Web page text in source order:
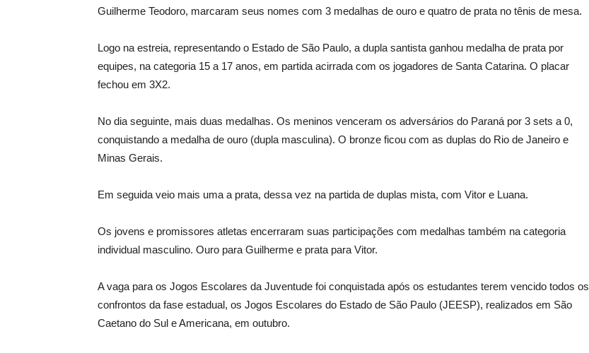
Guilherme Teodoro, marcaram seus nomes com 3 medalhas de ouro e quatro de prata no tênis de mesa.
Logo na estreia, representando o Estado de São Paulo, a dupla santista ganhou medalha de prata por
equipes, na categoria 15 a 17 anos, em partida acirrada com os jogadores de Santa Catarina. O placar
fechou em 3X2.
No dia seguinte, mais duas medalhas. Os meninos venceram os adversários do Paraná por 3 sets a 0,
conquistando a medalha de ouro (dupla masculina). O bronze ficou com as duplas do Rio de Janeiro e
Minas Gerais.
Em seguida veio mais uma a prata, dessa vez na partida de duplas mista, com Vitor e Luana.
Os jovens e promissores atletas encerraram suas participações com medalhas também na categoria
individual masculino. Ouro para Guilherme e prata para Vitor.
A vaga para os Jogos Escolares da Juventude foi conquistada após os estudantes terem vencido todos os
confrontos da fase estadual, os Jogos Escolares do Estado de São Paulo (JEESP), realizados em São
Caetano do Sul e Americana, em outubro.